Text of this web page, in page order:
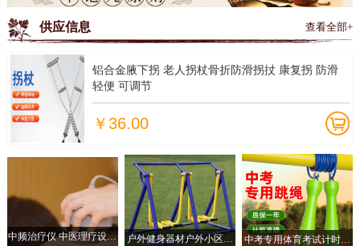
供应信息 查看全部+
铝合金腋下拐 老人拐杖骨折防滑拐扙 康复拐 防滑
轻便 可调节
￥36.00
中频治疗仪 中医理疗设备
户外健身器材户外小区社
中考专用体育考试计时计